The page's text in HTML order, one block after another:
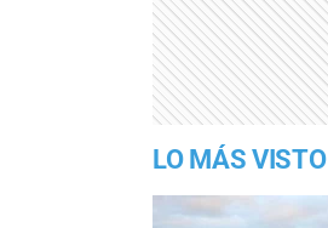
LO MÁS VISTO